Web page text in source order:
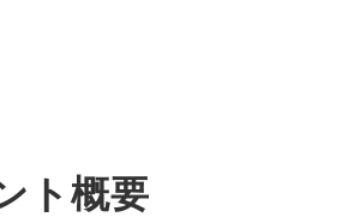
ト概要